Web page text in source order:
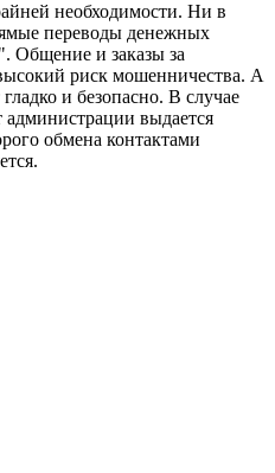
необходимости. Ни в
переводы денежных
Общение и заказы за
риск мошенничества. А
и безопасно. В случае
администрации выдается
обмена контактами